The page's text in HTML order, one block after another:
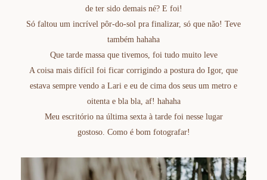
de ter sido demais né? E foi!
Só faltou um incrível pôr-do-sol pra finalizar, só que não! Teve
também hahaha
Que tarde massa que tivemos, foi tudo muito leve
A coisa mais difícil foi ficar corrigindo a postura do Igor, que
estava sempre vendo a Lari e eu de cima dos seus um metro e
oitenta e bla bla, af! hahaha
Meu escritório na última sexta à tarde foi nesse lugar
gostoso. Como é bom fotografar!